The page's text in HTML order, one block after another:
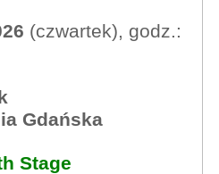
(czwartek), godz.:
Gdańska
Stage